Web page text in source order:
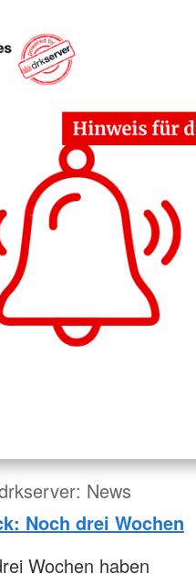
News
Noch drei Wochen
Wochen haben